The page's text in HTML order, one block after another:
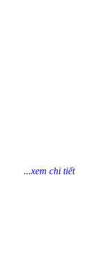
...xem chi tiết